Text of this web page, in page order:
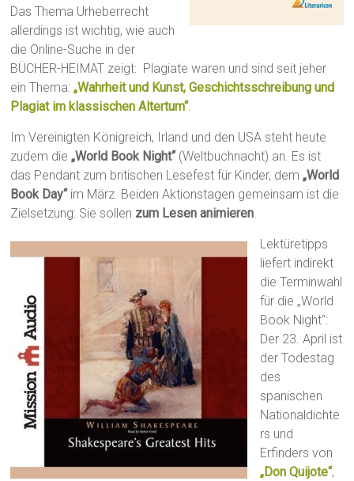
Das Thema Urheberrecht
allerdings ist wichtig, wie auch
die Online-Suche in der
BÜCHER-HEIMAT zeigt: Plagiate waren und sind seit jeher
ein Thema:„Wahrheit und Kunst, Geschichtsschreibung und
Plagiat im klassischen Altertum“.
Im Vereinigten Königreich, Irland und den USA steht heute
zudem die„World Book Night“ (Weltbuchnacht) an. Es ist
das Pendant zum britischen Lesefest für Kinder, dem„World
Book Day“ im März. Beiden Aktionstagen gemeinsam ist die
Zielsetzung: Sie sollen zum Lesen animieren.
Lektüretipps
liefert indirekt
die Terminwahl
für die „World
Book Night“:
Der 23. April ist
der Todestag
des
spanischen
Nationaldichte
rs und
Erfinders von
„Don Quijote“,